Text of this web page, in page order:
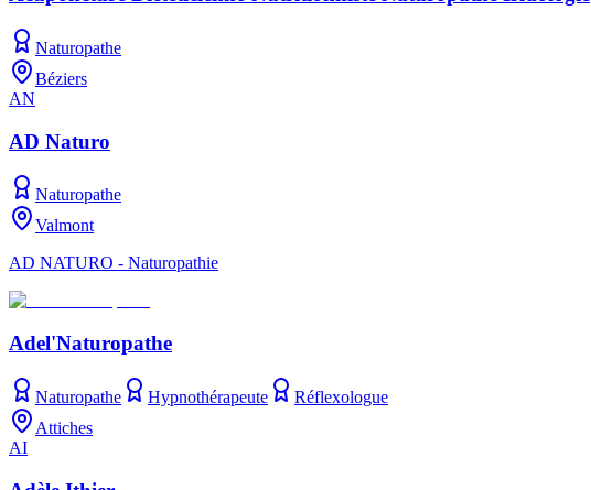
Naturopathe
Béziers
AN
AD Naturo
Naturopathe
Valmont
AD NATURO - Naturopathie
Adel'Naturopathe
Naturopathe Hypnothérapeute
Réflexologue
Attiches
AI